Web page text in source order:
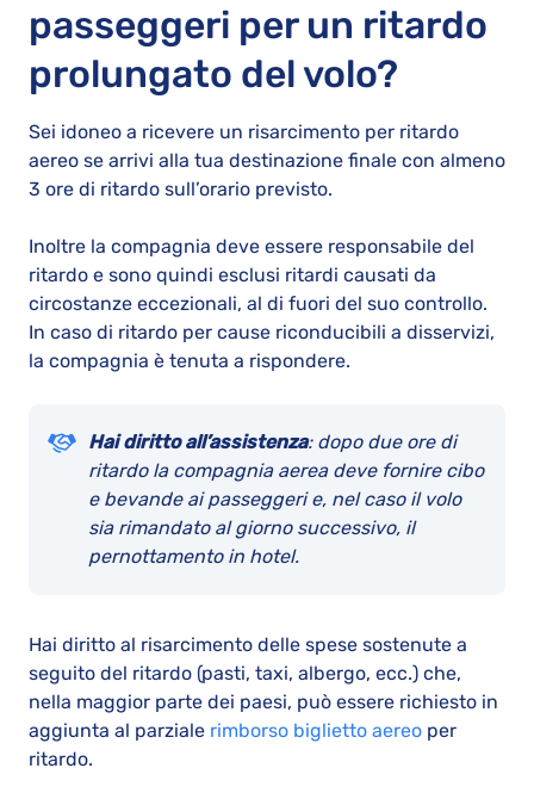
passeggeri per un ritardo
prolungato del volo?
Sei idoneo a ricevere un risarcimento per ritardo
aereo se arrivi alla tua destinazione finale con almeno
3 ore di ritardo sull’orario previsto.
Inoltre la compagnia deve essere responsabile del
ritardo e sono quindi esclusi ritardi causati da
circostanze eccezionali, al di fuori del suo controllo.
In caso di ritardo per cause riconducibili a disservizi,
la compagnia è tenuta a rispondere.
Hai diritto all’assistenza: dopo due ore di
ritardo la compagnia aerea deve fornire cibo
e bevande ai passeggeri e, nel caso il volo
sia rimandato al giorno successivo, il
pernottamento in hotel.
Hai diritto al risarcimento delle spese sostenute a
seguito del ritardo (pasti, taxi, albergo, ecc.) che,
nella maggior parte dei paesi, può essere richiesto in
aggiunta al parziale rimborso biglietto aereo per
ritardo.